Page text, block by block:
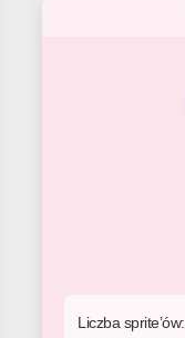
Liczba sprite’ów: